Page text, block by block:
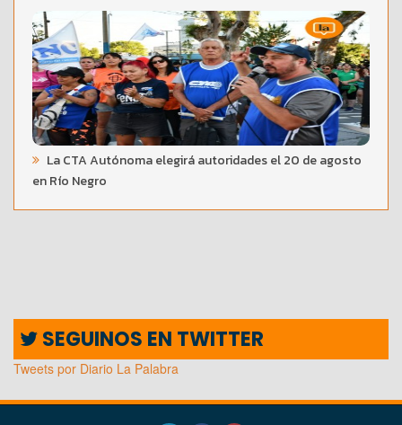
La CTA Autónoma elegirá autoridades el 20 de agosto
en Río Negro
SEGUINOS EN TWITTER
Tweets por Diario La Palabra